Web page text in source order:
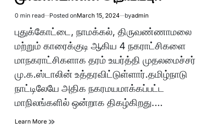
Estimated
time
0 min read Posted onMarch 15, 2024 byadmin
புதுக்கோட்டை, நாமக்கல், திருவண்ணாமலை
மற்றும் காரைக்குடி ஆகிய 4 நகராட்சிகளை
மாநகராட்சிகளாக தரம் உயர்த்தி முதலமைச்சர்
மு.க.ஸ்டாலின் உத்தரவிட்டுள்ளார்.தமிழ்நாடு
நாட்டிலேயே அதிக நகரமயமாக்கப்பட்ட
மாநிலங்களில் ஒன்றாக திகழ்கிறது.…
Learn More